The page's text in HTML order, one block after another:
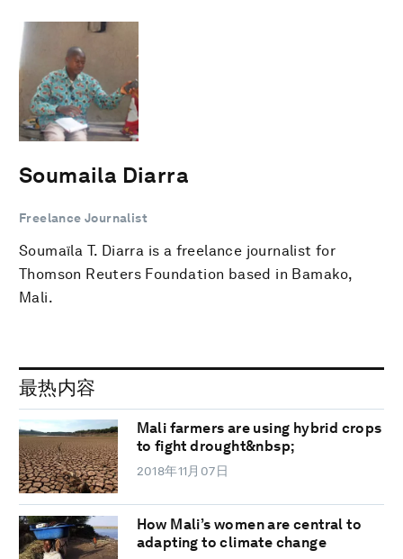
Soumaila Diarra
Freelance Journalist
Soumaïla T. Diarra is a freelance journalist for
Thomson Reuters Foundation based in Bamako,
Mali.
最热内容
Mali farmers are using hybrid crops
to fight drought&nbsp;
2018年11月07日
How Mali’s women are central to
adapting to climate change